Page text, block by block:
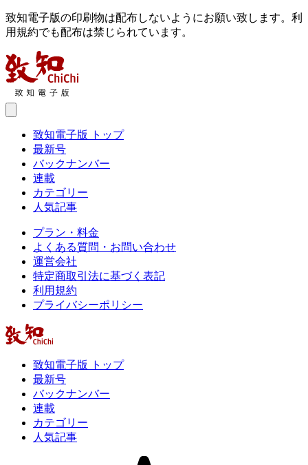
致知電子版の印刷物は配布しないようにお願い致します。利
用規約でも配布は禁じられています。
致知電子版 トップ
最新号
バックナンバー
連載
カテゴリー
人気記事
プラン・料金
よくある質問・お問い合わせ
運営会社
特定商取引法に基づく表記
利用規約
プライバシーポリシー
致知電子版 トップ
最新号
バックナンバー
連載
カテゴリー
人気記事